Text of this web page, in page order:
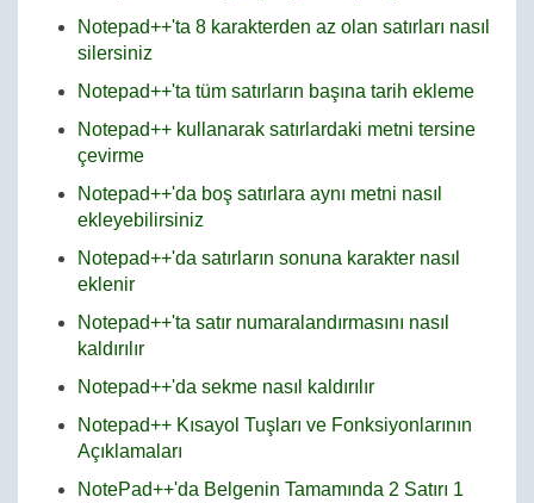
Notepad++'ta 8 karakterden az olan satırları nasıl
silersiniz
Notepad++'ta tüm satırların başına tarih ekleme
Notepad++ kullanarak satırlardaki metni tersine
çevirme
Notepad++'da boş satırlara aynı metni nasıl
ekleyebilirsiniz
Notepad++'da satırların sonuna karakter nasıl
eklenir
Notepad++'ta satır numaralandırmasını nasıl
kaldırılır
Notepad++'da sekme nasıl kaldırılır
Notepad++ Kısayol Tuşları ve Fonksiyonlarının
Açıklamaları
NotePad++'da Belgenin Tamamında 2 Satırı 1